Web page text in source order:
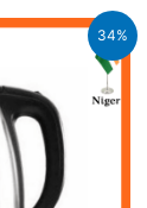
34%
:
CFA.